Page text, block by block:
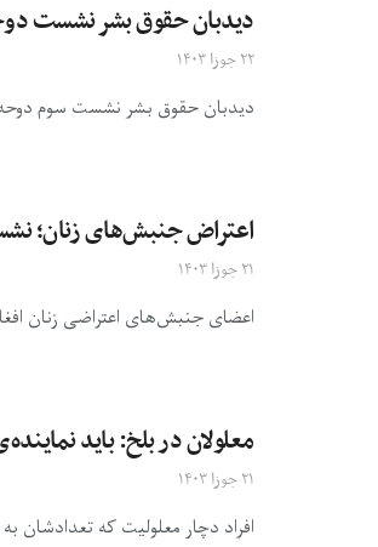
دیدبان حقوق بشر نشست
۲۲ جوزا ۱۴۰۳
دید‌بان حقوق بشر نشست سوم دوحه
اعتراض جنبش‌های زنان؛
۲۱ جوزا ۱۴۰۳
اعضای جنبش‌های اعتراضی زنان
معلولان در بلخ: باید
۲۱ جوزا ۱۴۰۳
افراد دچار معلولیت که تعدادشان به 30 تن می‌رسید در ولایت بلخ با راه‌اندازی گردهمایی در شهر مزارشریف، مرکز این ...